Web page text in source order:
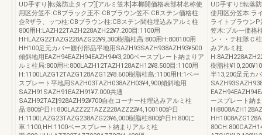
UD手すり[転落防止タイプ][アルミ笠木]本榔開価格表部材名称使
用区分笠不:CBブラック王不:CBブラウン笠不:CBステン価格柱:
企Rザラ、ッつ柱:CBブラウン柱:CBステン間柱埋込みアルミ柱
800用H:LAZH22TAZH228AZH22¥7.200目:1100用
HHLAZG22TAZG228AZG22¥9,300樹脂柱高:800用H:800100用
HH100足元カバー観付部品平地用SAZH93SAZH938AZH93¥500
傾斜地用EAZH94EAZH94EAZH94¥3,200ベースプレート納まりア
ルミ柱局:800用H:800LAZH12TAZH128AZH12¥8.500目:1100用
H:1100LAZG12TAZG128AZG12¥8.600樹脂柱島:1100用H:1ベー
スプレート平地用SAZH03TAZH038AZH03¥4,900傾斜地用
SAZH91SAZH91EAZH91¥7.000共通
SAZH92TAZ‖928AZH92¥700自在コーナー柱埋込みアルミ柱
品:800炉日H:800LAZZ22TAZZ228AZZ22¥4,100100炉日
H:1100LAZG23TAZG238AZG23¥6,000樹脂柱800炉日H:800に
車:1100,HH:1100ベースプレート納まりアルミ柱
UD手すりE転落
使用区分笠本:ラ
ライトブラウン
笠木:ブルー価格
ン・・テ柱隊Ｃ
みアルミ柱
樹脂柱
半13,200足元カ
ースプレート納